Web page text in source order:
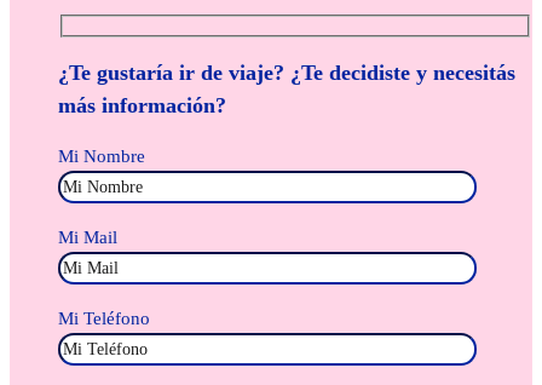
¿Te gustaría ir de viaje? ¿Te decidiste y necesitás
más información?
Mi Nombre
Mi Mail
Mi Teléfono